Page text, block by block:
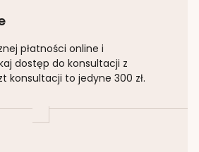
płatności online i
dostęp do konsultacji z
konsultacji to jedyne 300 zł.